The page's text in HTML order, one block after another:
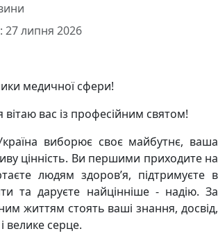
27 липня 2026
медичної сфери!
вас із професійним святом!
виборює своє майбутнє, ваша
цінність. Ви першими приходите на
людям здоров’я, підтримуєте в
та даруєте найцінніше - надію. За
життям стоять ваші знання, досвід,
велике серце.